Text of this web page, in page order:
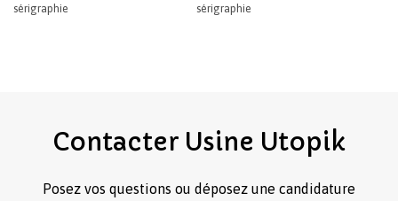
sérigraphie
sérigraphie
Contacter Usine Utopik
Posez vos questions ou déposez une candidature